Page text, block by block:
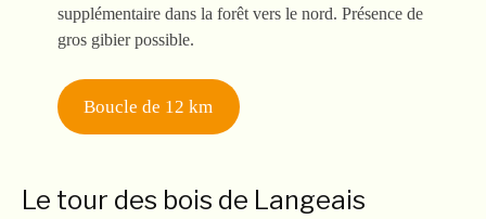
supplémentaire dans la forêt vers le nord. Présence de
gros gibier possible.
Boucle de 12 km
Le tour des bois de Langeais